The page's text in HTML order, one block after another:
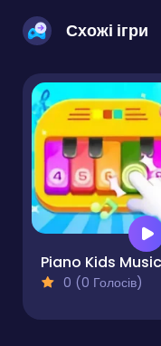
Схожі ігри
0 (0 Голосів)